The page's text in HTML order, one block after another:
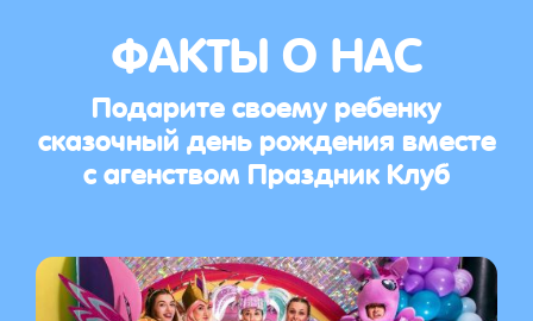
ФАКТЫ О НАС
Подарите своему ребенку
сказочный день рождения вместе
с агенством Праздник Клуб